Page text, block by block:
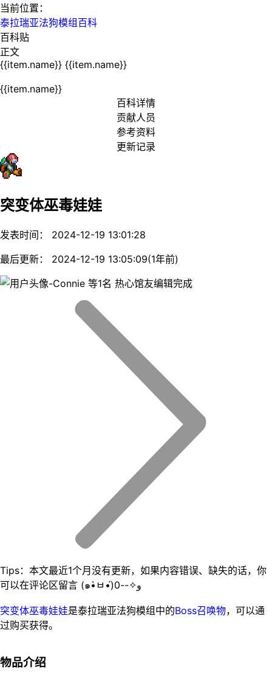
当前位置：
泰拉瑞亚法狗模组百科
百科贴
正文
{{item.name}} {{item.name}}
{{item.name}}
百科详情
贡献人员
参考资料
更新记录
突变体巫毒娃娃
发表时间： 2024-12-19 13:01:28
最后更新： 2024-12-19 13:05:09(1年前)
等1名 热心馆友编辑完成
Tips：本文最近1个月没有更新，如果内容错误、缺失的话，你
可以在评论区留言 (๑•̀ㅂ•́)و✧--0
突变体巫毒娃娃是泰拉瑞亚法狗模组中的Boss召唤物，可以通
过购买获得。
物品介绍